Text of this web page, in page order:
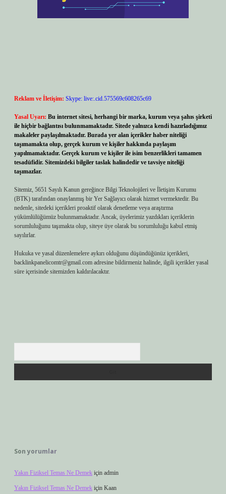
Reklam ve İletişim: Skype: live:.cid.575569c608265c69
Yasal Uyarı: Bu internet sitesi, herhangi bir marka, kurum veya şahıs şirketi
ile hiçbir bağlantısı bulunmamaktadır. Sitede yalnızca kendi hazırladığımız
makaleler paylaşılmaktadır. Burada yer alan içerikler haber niteliği
taşımamakta olup, gerçek kurum ve kişiler hakkında paylaşım
yapılmamaktadır. Gerçek kurum ve kişiler ile isim benzerlikleri tamamen
tesadüfidir. Sitemizdeki bilgiler taslak halindedir ve tavsiye niteliği
taşımazlar.
Sitemiz, 5651 Sayılı Kanun gereğince Bilgi Teknolojileri ve İletişim Kurumu
(BTK) tarafından onaylanmış bir Yer Sağlayıcı olarak hizmet vermektedir. Bu
nedenle, sitedeki içerikleri proaktif olarak denetleme veya araştırma
yükümlülüğümüz bulunmamaktadır. Ancak, üyelerimiz yazdıkları içeriklerin
sorumluluğunu taşımakta olup, siteye üye olarak bu sorumluluğu kabul etmiş
sayılırlar.
Hukuka ve yasal düzenlemelere aykırı olduğunu düşündüğünüz içerikleri,
backlinkpanelicomtr@gmail.com adresine bildirmeniz halinde, ilgili içerikler yasal
süre içerisinde sitemizden kaldırılacaktır.
Son yorumlar
Yakın Fiziksel Temas Ne Demek için admin
Yakın Fiziksel Temas Ne Demek için Kaan